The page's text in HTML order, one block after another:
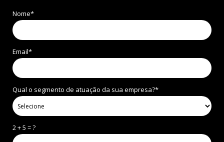
Nome*
Email*
Qual o segmento de atuação da sua empresa?*
2 + 5 = ?